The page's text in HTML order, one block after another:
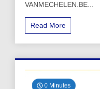
VANMECHELEN.BE...
Read More
0 Minutes